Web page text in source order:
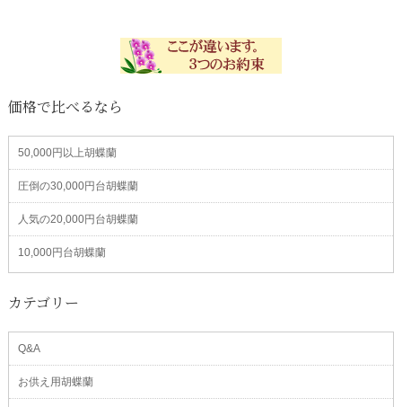
価格で比べるなら
50,000円以上胡蝶蘭
圧倒の30,000円台胡蝶蘭
人気の20,000円台胡蝶蘭
10,000円台胡蝶蘭
カテゴリー
Q&A
お供え用胡蝶蘭